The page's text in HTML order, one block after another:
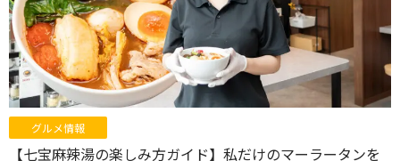
グルメ情報
【七宝麻辣湯の楽しみ方ガイド】私だけのマーラータンを